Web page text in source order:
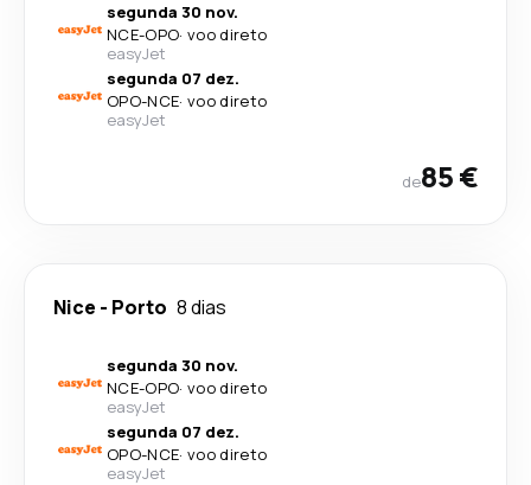
segunda 30 nov.
NCE-OPO· voo direto
easyJet
segunda 07 dez.
OPO-NCE· voo direto
easyJet
de85 €
Nice - Porto 8 dias
segunda 30 nov.
NCE-OPO· voo direto
easyJet
segunda 07 dez.
OPO-NCE· voo direto
easyJet